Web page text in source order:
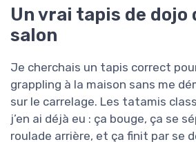
Un vrai tapis de dojo
salon
Je cherchais un tapis correct
grappling à la maison sans me
sur le carrelage. Les tatamis
j’en ai déjà eu : ça bouge, ça se
roulade arrière, et ça finit par se